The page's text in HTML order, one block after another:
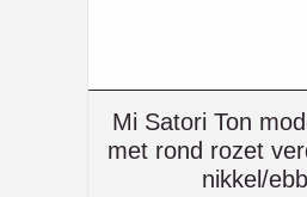
Mi Satori Ton
met rond rozet
nikkel/